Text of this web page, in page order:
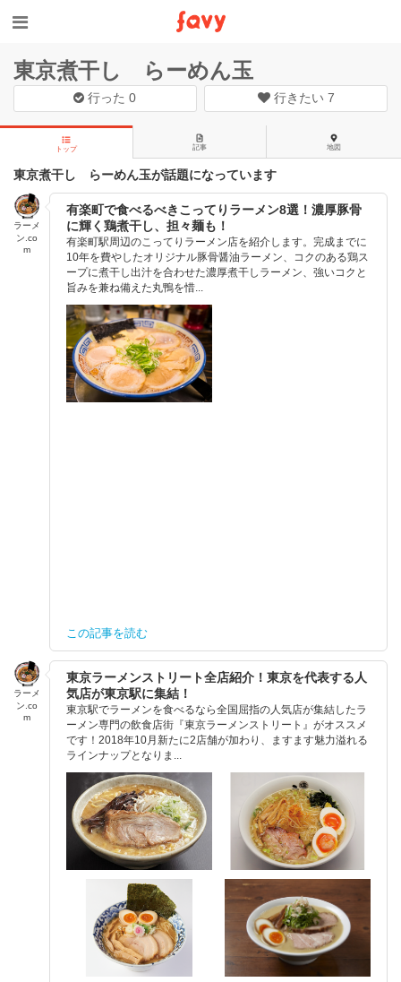
東京煮干し らーめん玉
行った0 行きたい 7
トップ 記事 地図
東京煮干し らーめん玉が話題になっています
ラーメ
ン.co
m
有楽町で食べるべきこってりラーメン8選！濃厚豚骨
に輝く鶏煮干し、担々麺も！
有楽町駅周辺のこってりラーメン店を紹介します。完成までに
10年を費やしたオリジナル豚骨醤油ラーメン、コクのある鶏ス
ープに煮干し出汁を合わせた濃厚煮干しラーメン、強いコクと
旨みを兼ね備えた丸鴨を惜...
この記事を読む
ラーメ
ン.co
m
東京ラーメンストリート全店紹介！東京を代表する人
気店が東京駅に集結！
東京駅でラーメンを食べるなら全国屈指の人気店が集結したラ
ーメン専門の飲食店街『東京ラーメンストリート』がオススメ
です！2018年10月新たに2店舗が加わり、ますます魅力溢れる
ラインナップとなりま...